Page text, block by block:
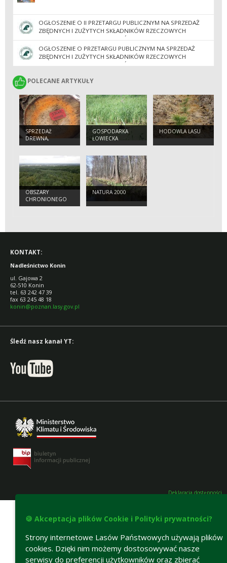
OGŁOSZENIE O II PRZETARGU PUBLICZNYM NA SPRZEDAŻ
ZBĘDNYCH I ZUŻYTYCH SKŁADNIKÓW RZECZOWYCH
MAJĄTKU RUCHOMEGO NADLEŚNICTWA KONIN
OGŁOSZENIE O PRZETARGU PUBLICZNYM NA SPRZEDAŻ
ZBĘDNYCH I ZUŻYTYCH SKŁADNIKÓW RZECZOWYCH
MAJATKU RUCHOMEGO NADLEŚNICTWA KONIN
POLECANE ARTYKUŁY
POLECANE ARTYKUŁY
SPRZEDAŻ
DREWNA,
CHOINEK ORAZ
KRZEWÓW
GOSPODARKA
ŁOWIECKA
HODOWLA LASU
OBSZARY
CHRONIONEGO
KRAJOBRAZU
NATURA 2000
KONTAKT:
Nadleśnictwo Konin
ul. Gajowa 2
62-510 Konin
tel. 63 242 47 39
fax 63 245 48 18
konin@poznan.lasy.gov.pl
Śledź nasz kanał YT:
Deklaracja dostępności
🍪 Akceptacja plików Cookie i Polityki prywatności?
Strony internetowe Lasów Państwowych używają plików
cookies. Dzięki nim możemy dostosowywać nasze
serwisy do preferencji użytkowników oraz zbierać